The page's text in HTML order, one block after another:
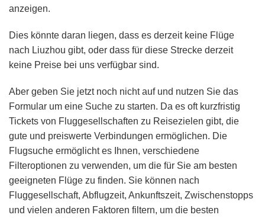
anzeigen.
Dies könnte daran liegen, dass es derzeit keine Flüge
nach Liuzhou gibt, oder dass für diese Strecke derzeit
keine Preise bei uns verfügbar sind.
Aber geben Sie jetzt noch nicht auf und nutzen Sie das
Formular um eine Suche zu starten. Da es oft kurzfristig
Tickets von Fluggesellschaften zu Reisezielen gibt, die
gute und preiswerte Verbindungen ermöglichen. Die
Flugsuche ermöglicht es Ihnen, verschiedene
Filteroptionen zu verwenden, um die für Sie am besten
geeigneten Flüge zu finden. Sie können nach
Fluggesellschaft, Abflugzeit, Ankunftszeit, Zwischenstopps
und vielen anderen Faktoren filtern, um die besten